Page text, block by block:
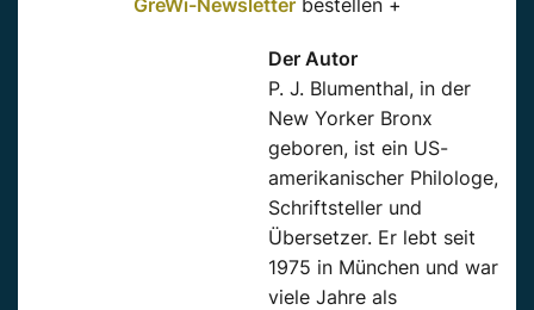
Der Autor
P. J. Blumenthal, in der
New Yorker Bronx
geboren, ist ein US-
amerikanischer Philologe,
Schriftsteller und
Übersetzer. Er lebt seit
1975 in München und war
viele Jahre als